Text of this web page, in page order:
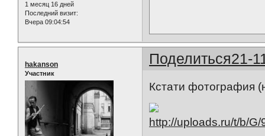
1 месяц 16 дней
Последний визит:
Вчера 09:04:54
Поделиться21-
hakanson
Участник
Кстати фотография